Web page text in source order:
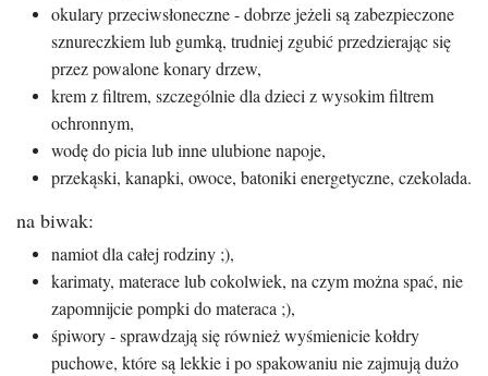
okulary przeciwsłoneczne - dobrze jeżeli są zabezpieczone
sznureczkiem lub gumką, trudniej zgubić przedzierając się
przez powalone konary drzew,
krem z filtrem, szczególnie dla dzieci z wysokim filtrem
ochronnym,
wodę do picia lub inne ulubione napoje,
przekąski, kanapki, owoce, batoniki energetyczne, czekolada.
na biwak:
namiot dla całej rodziny ;),
karimaty, materace lub cokolwiek, na czym można spać, nie
zapomnijcie pompki do materaca ;),
śpiwory - sprawdzają się również wyśmienicie kołdry
puchowe, które są lekkie i po spakowaniu nie zajmują dużo